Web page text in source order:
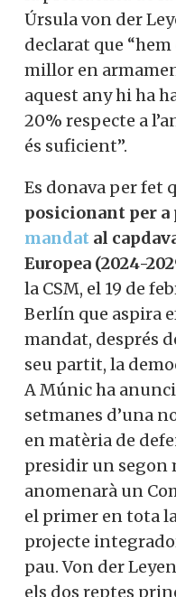
Molts líders
Europa ha de
defensa,entre ells
Representant de
defensa, el
la presidenta de la
declarat que
millor en
aquest any hi ha
20% respecte a
no és suficient”.
Es donava per fet
queVon der Leyen
a presidir un
de la Comissió
dies després de la
oficialitzat a
efectivament a un
de rebre l’aval
democristiana
anunciat la
d’una nova